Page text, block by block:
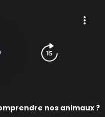
nos animaux ?